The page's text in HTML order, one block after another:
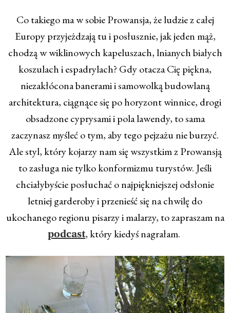
Co takiego ma w sobie Prowansja, że ludzie z całej
Europy przyjeżdzają tu i posłusznie, jak jeden mąż,
chodzą w wiklinowych kapeluszach, lnianych białych
koszulach i espadrylach? Gdy otacza Cię piękna,
niezakłócona banerami i samowolką budowlaną
architektura, ciągnące się po horyzont winnice, drogi
obsadzone cyprysami i pola lawendy, to sama
zaczynasz myśleć o tym, aby tego pejzażu nie burzyć.
Ale styl, który kojarzy nam się wszystkim z Prowansją
to zasługa nie tylko konformizmu turystów. Jeśli
chciałybyście posłuchać o najpiękniejszej odsłonie
letniej garderoby i przenieść się na chwilę do
ukochanego regionu pisarzy i malarzy, to zapraszam na
podcast, który kiedyś nagrałam.